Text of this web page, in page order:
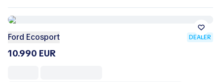
Ford Ecosport DEALER
10.990 EUR